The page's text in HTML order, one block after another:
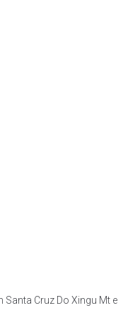
Cruz Do Xingu Mt e